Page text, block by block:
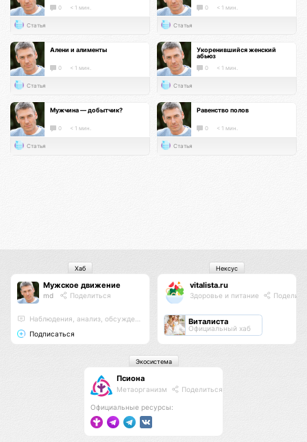
0 < 1 мин.
Статья
0 < 1 мин.
Статья
Алени и алименты
0 < 1 мин.
Статья
Укоренившийся женский
абьюз
0 < 1 мин.
Статья
Мужчина — добытчик?
0 < 1 мин.
Статья
Равенство полов
0 < 1 мин.
Статья
Мужское движение
md Поделиться
Наблюдения, анализ, обсуждения
Подписаться
Хаб
vitalista.ru
Здоровье и питание
Виталиста
Официальный хаб
Нексус
Псиона
Метаорганизм Поделиться
Официальные ресурсы:
Экосистема